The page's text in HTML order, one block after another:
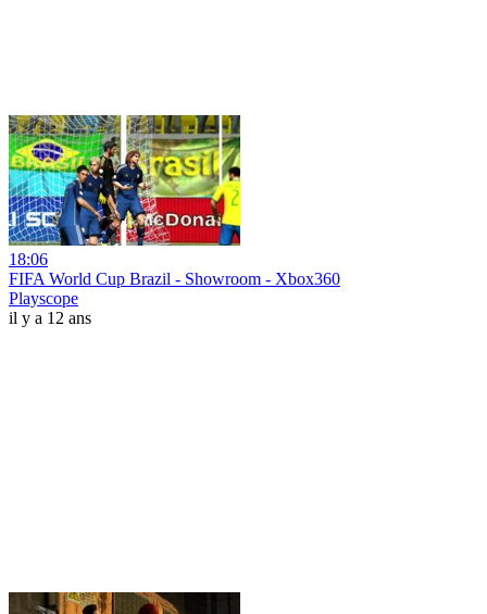
18:06
FIFA World Cup Brazil - Showroom - Xbox360
Playscope
il y a 12 ans